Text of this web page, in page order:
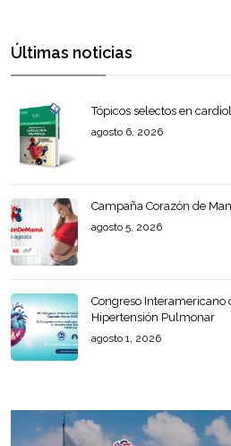
Últimas noticias
Tópicos selectos en
agosto 6, 2026
Campaña Corazón de
agosto 5, 2026
Congreso Interamericano
Hipertensión Pulmonar
agosto 1, 2026